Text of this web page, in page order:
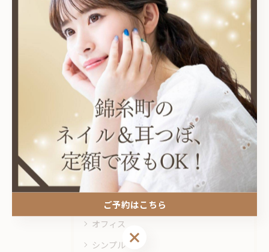
関連タグ
#錦糸町
カテゴリー Categories
全てのカテゴリー
耳つぼ
プライベートサロン
ニュアンス
オフィス
シンプル
ご予約はこちら
ご予約はこちら